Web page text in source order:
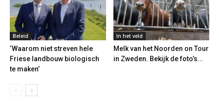
Beleid
‘Waarom niet streven hele
Friese landbouw biologisch
te maken’
In het veld
Melk van het Noorden on Tour
in Zweden. Bekijk de foto’s...